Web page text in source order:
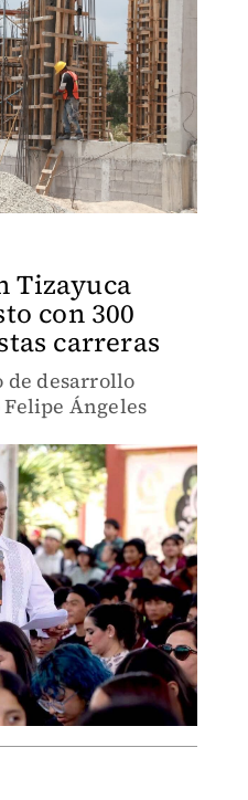
Tizayuca
con 300
carreras
de desarrollo
Ángeles